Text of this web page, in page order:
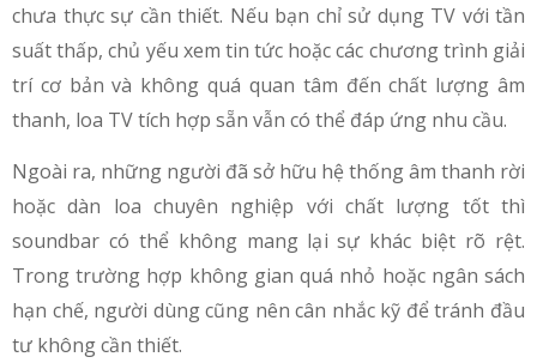
chưa thực sự cần thiết. Nếu bạn chỉ sử dụng TV với tần
suất thấp, chủ yếu xem tin tức hoặc các chương trình giải
trí cơ bản và không quá quan tâm đến chất lượng âm
thanh, loa TV tích hợp sẵn vẫn có thể đáp ứng nhu cầu.
Ngoài ra, những người đã sở hữu hệ thống âm thanh rời
hoặc dàn loa chuyên nghiệp với chất lượng tốt thì
soundbar có thể không mang lại sự khác biệt rõ rệt.
Trong trường hợp không gian quá nhỏ hoặc ngân sách
hạn chế, người dùng cũng nên cân nhắc kỹ để tránh đầu
tư không cần thiết.